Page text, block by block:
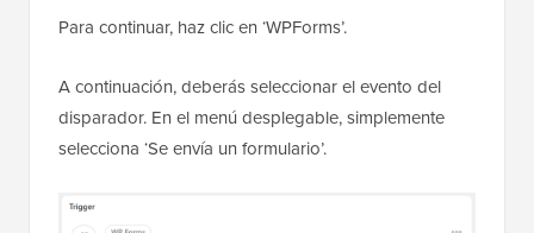
Para continuar, haz clic en ‘WPForms’.
A continuación, deberás seleccionar el evento del
disparador. En el menú desplegable, simplemente
selecciona ‘Se envía un formulario’.